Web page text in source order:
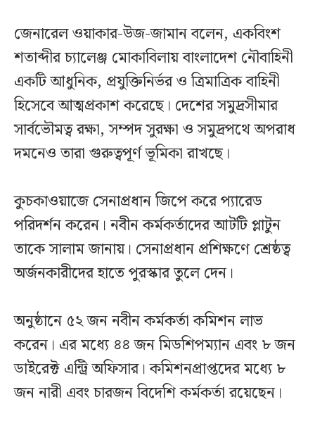
জেনারেল ওয়াকার-উজ-জামান বলেন, একবিংশ
শতাব্দীর চ্যালেঞ্জ মোকাবিলায় বাংলাদেশ নৌবাহিনী
একটি আধুনিক, প্রযুক্তিনির্ভর ও ত্রিমাত্রিক বাহিনী
হিসেবে আত্মপ্রকাশ করেছে। দেশের সমুদ্রসীমার
সার্বভৌমত্ব রক্ষা, সম্পদ সুরক্ষা ও সমুদ্রপথে অপরাধ
দমনেও তারা গুরুত্বপূর্ণ ভূমিকা রাখছে।
কুচকাওয়াজে সেনাপ্রধান জিপে করে প্যারেড
পরিদর্শন করেন। নবীন কর্মকর্তাদের আটটি প্লাটুন
তাকে সালাম জানায়। সেনাপ্রধান প্রশিক্ষণে শ্রেষ্ঠত্ব
অর্জনকারীদের হাতে পুরস্কার তুলে দেন।
অনুষ্ঠানে ৫২ জন নবীন কর্মকর্তা কমিশন লাভ
করেন। এর মধ্যে ৪৪ জন মিডশিপম্যান এবং ৮ জন
ডাইরেক্ট এন্ট্রি অফিসার। কমিশনপ্রাপ্তদের মধ্যে ৮
জন নারী এবং চারজন বিদেশি কর্মকর্তা রয়েছেন।